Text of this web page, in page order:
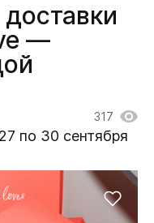
—
317
по 30 сентября